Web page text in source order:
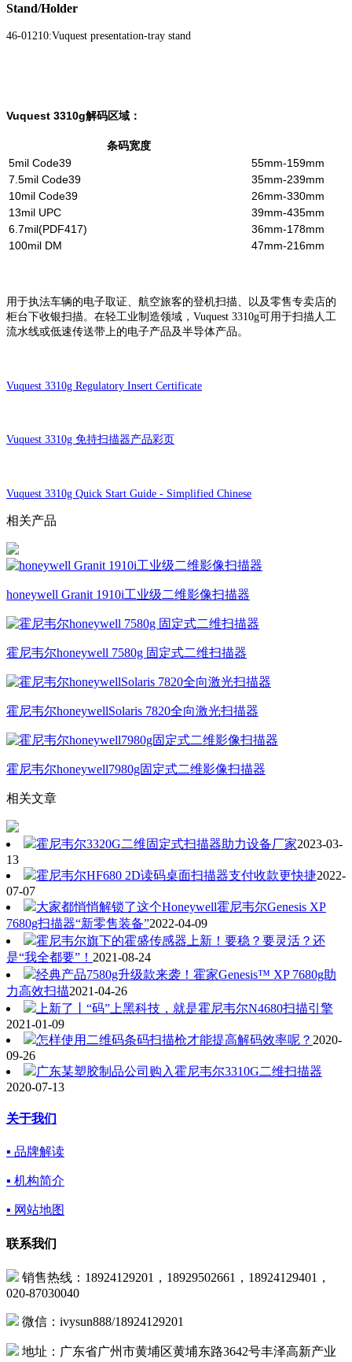
Stand/Holder
46-01210:Vuquest presentation-tray stand
Vuquest 3310g解码区域：
条码宽度
5mil Code39
55mm-159mm
7.5mil Code39
35mm-239mm
10mil Code39
26mm-330mm
13mil UPC
39mm-435mm
6.7mil(PDF417)
36mm-178mm
100mil DM
47mm-216mm
用于执法车辆的电子取证、航空旅客的登机扫描、以及零售专卖店的
柜台下收银扫描。在轻工业制造领域，Vuquest 3310g可用于扫描人工
流水线或低速传送带上的电子产品及半导体产品。
Vuquest 3310g Regulatory Insert Certificate
Vuquest 3310g 免持扫描器产品彩页
Vuquest 3310g Quick Start Guide - Simplified Chinese
相关产品
honeywell Granit 1910i工业级二维影像扫描器
霍尼韦尔honeywell 7580g 固定式二维扫描器
霍尼韦尔honeywellSolaris 7820全向激光扫描器
霍尼韦尔honeywell7980g固定式二维影像扫描器
相关文章
霍尼韦尔3320G二维固定式扫描器助力设备厂家2023-03-
13
霍尼韦尔HF680 2D读码桌面扫描器支付收款更快捷2022-
07-07
大家都悄悄解锁了这个Honeywell霍尼韦尔Genesis XP
7680g扫描器“新零售装备”2022-04-09
霍尼韦尔旗下的霍盛传感器上新！要稳？要灵活？还
是“我全都要”！ 2021-08-24
经典产品7580g升级款来袭！霍家Genesis™ XP 7680g助
力高效扫描2021-04-26
上新了丨“码”上黑科技，就是霍尼韦尔N4680扫描引擎
2021-01-09
怎样使用二维码条码扫描枪才能提高解码效率呢？ 2020-
09-26
广东某塑胶制品公司购入霍尼韦尔3310G二维扫描器
2020-07-13
关于我们
▪ 品牌解读
▪ 机构简介
▪ 网站地图
联系我们
销售热线：18924129201，18929502661，18924129401，
020-87030040
微信：ivysun888/18924129201
地址：广东省广州市黄埔区黄埔东路3642号丰泽高新产业